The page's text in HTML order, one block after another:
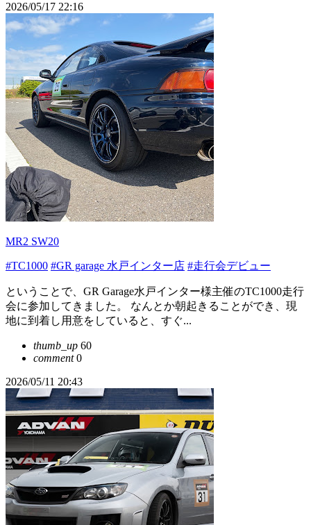
2026/05/17 22:16
MR2 SW20
#TC1000 #GR garage 水戸インター店 #走行会デビュー
ということで、GR Garage水戸インター様主催のTC1000走行
会に参加してきました。 なんとか朝起きることができ、現
地に到着し用意をしていると、すぐ...
thumb_up 60
comment0
2026/05/11 20:43